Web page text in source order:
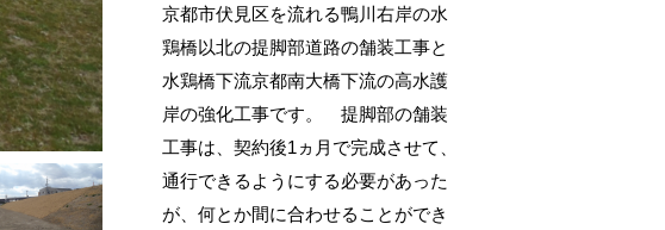
京都市伏見区を流れる鴨川右岸の水
鶏橋以北の提脚部道路の舗装工事と
水鶏橋下流京都南大橋下流の高水護
岸の強化工事です。 提脚部の舗装
工事は、契約後1ヵ月で完成させて、
通行できるようにする必要があった
が、何とか間に合わせることができ